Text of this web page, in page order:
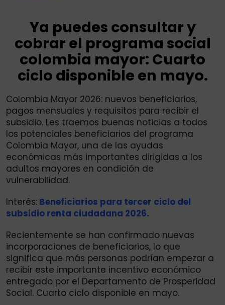
Ya puedes consultar y
cobrar el programa social
colombia mayor: Cuarto
ciclo disponible en mayo.
Colombia Mayor 2026: nuevos beneficiarios,
pagos mensuales y requisitos para recibir el
subsidio. Les traemos buenas noticias a todos
los potenciales beneficiarios del programa
Colombia Mayor, una de las ayudas
económicas más importantes dirigidas a los
adultos mayores en condición de
vulnerabilidad.
Interés: Beneficiarios para tercer ciclo del
subsidio renta ciudadana 2026.
Recientemente se han confirmado nuevas
incorporaciones de beneficiarios, lo que
significa que más personas podrían empezar a
recibir este importante incentivo económico
entregado por el Departamento de Prosperidad
Social. Cuarto ciclo disponible en mayo.